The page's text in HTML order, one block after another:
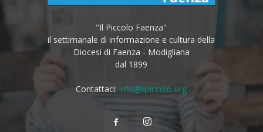
"Il Piccolo Faenza"
il settimanale di informazione e cultura della
Diocesi di Faenza - Modigliana
dal 1899
Contattaci: info@ilpiccolo.org